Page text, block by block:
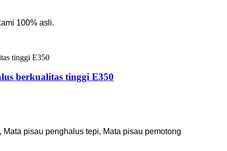
100% asli.
berkualitas tinggi E350
pisau penghalus tepi, Mata pisau pemotong